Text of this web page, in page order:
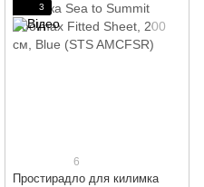
3
6
Простирадло для килимка